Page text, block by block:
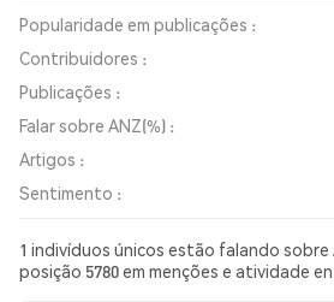
Popularidade em publicações :
Contribuidores :
Publicações :
Falar sobre ANZ(%) :
Artigos :
Sentimento :
1 indivíduos únicos estão falando sobre
posição 5780 em menções e atividade